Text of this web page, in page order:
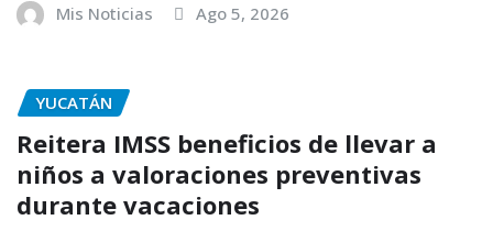
Mis Noticias Ago 5, 2026
YUCATÁN
Reitera IMSS beneficios de llevar a
niños a valoraciones preventivas
durante vacaciones